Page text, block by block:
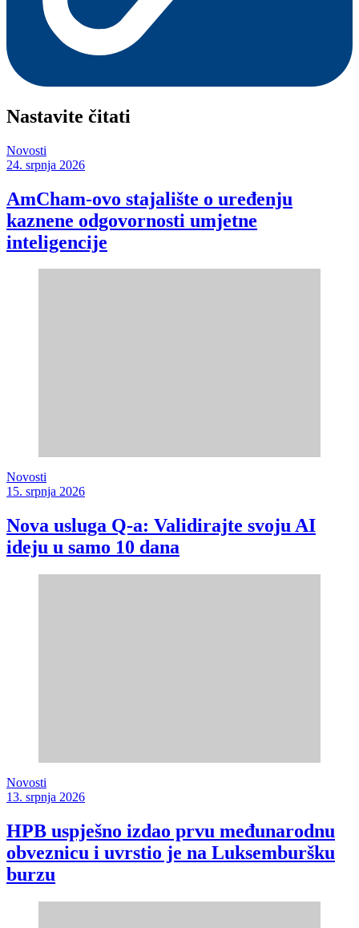
Nastavite čitati
Novosti
24. srpnja 2026
AmCham-ovo stajalište o uređenju
kaznene odgovornosti umjetne
inteligencije
Novosti
15. srpnja 2026
Nova usluga Q-a: Validirajte svoju AI
ideju u samo 10 dana
Novosti
13. srpnja 2026
HPB uspješno izdao prvu međunarodnu
obveznicu i uvrstio je na Luksemburšku
burzu